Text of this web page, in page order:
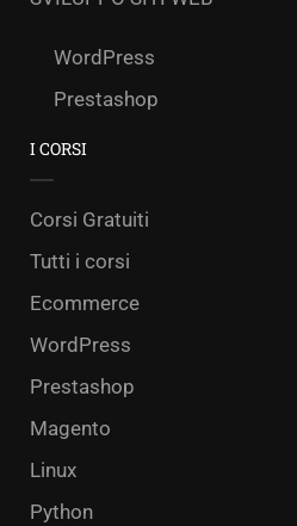
WordPress
Prestashop
I CORSI
Corsi Gratuiti
Tutti i corsi
Ecommerce
WordPress
Prestashop
Magento
Linux
Python